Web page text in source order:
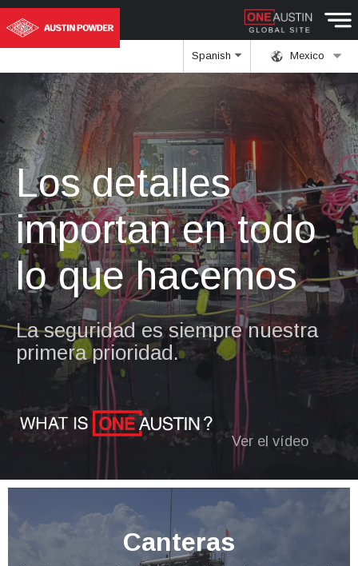
Mexico
Spanish
Los detalles
importan en todo
lo que hacemos
La seguridad es siempre nuestra
primera prioridad.
Ver el vídeo
Canteras